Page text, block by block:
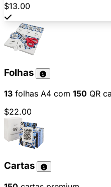
$13.00
Folhas
13 folhas A4 com 150 QR
$22.00
Cartas